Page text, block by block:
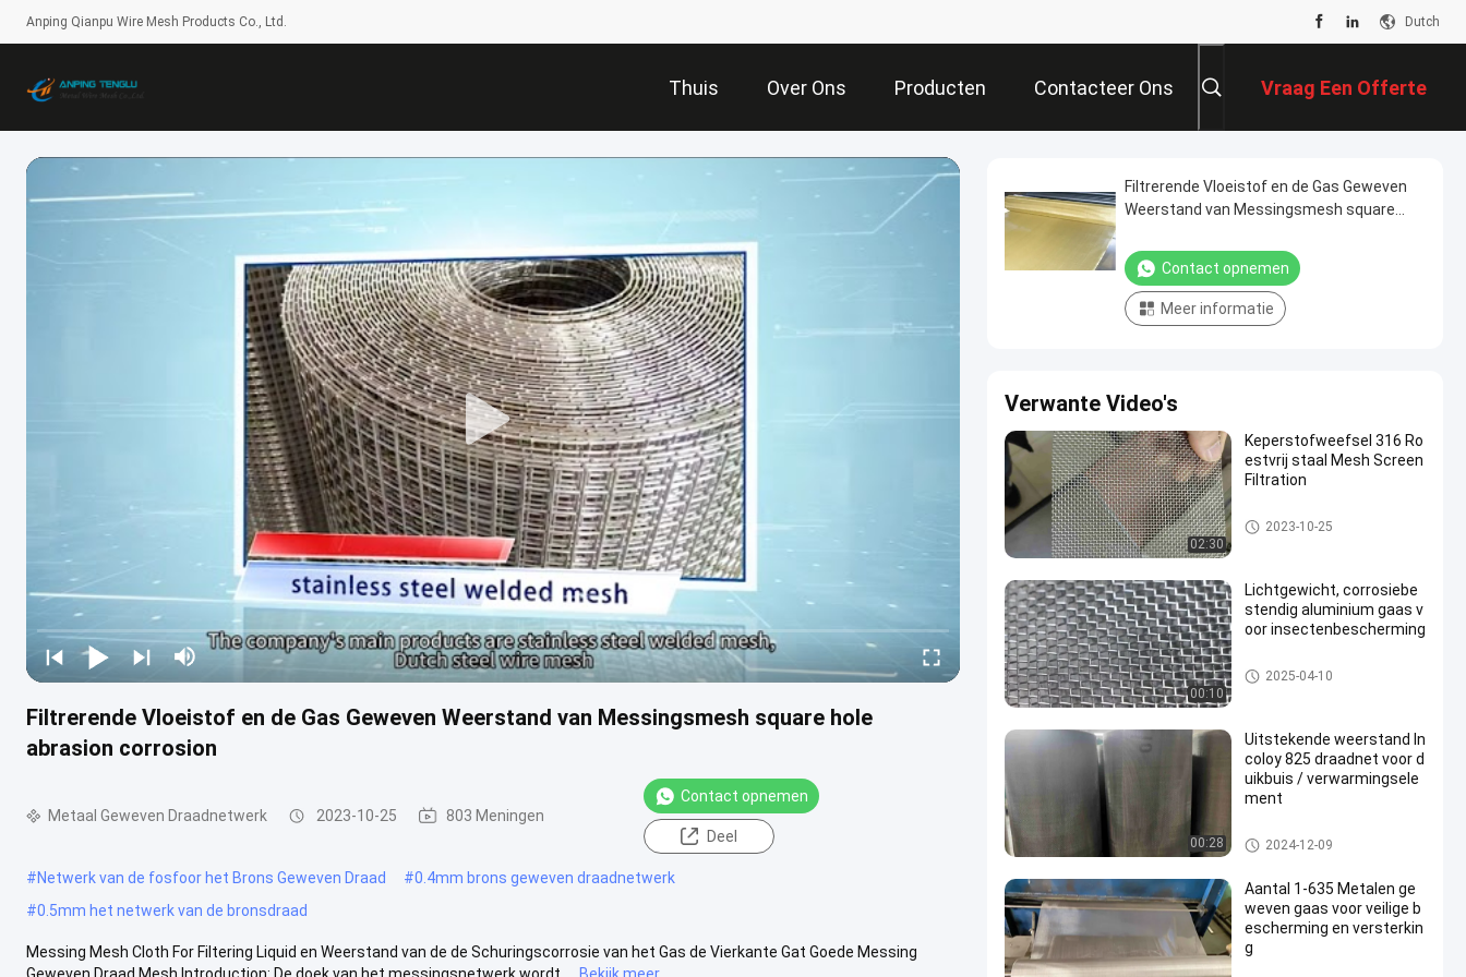
Anping Qianpu Wire Mesh Products Co., Ltd. Dutch
Thuis Over Ons Producten Contacteer Ons Vraag Een Offerte
Filtrerende Vloeistof en de Gas Geweven Weerstand van Messingsmesh square hole
abrasion corrosion
Metaal Geweven Draadnetwerk 2023-10-25 803 Meningen
Contact opnemen
Deel
#Netwerk van de fosfoor het Brons Geweven Draad #0.4mm brons geweven draadnetwerk
#0.5mm het netwerk van de bronsdraad
Messing Mesh Cloth For Filtering Liquid en Weerstand van de de Schuringscorrosie van het Gas de Vierkante Gat Goede Messing
Geweven Draad Mesh Introduction: De doek van het messingsnetwerk wordt ...
Bekijk meer
Filtrerende Vloeistof en de Gas Geweven
Weerstand van Messingsmesh square
Contact opnemen
Meer informatie
Verwante Video's
02:30
Keperstofweefsel 316 Ro
estvrij staal Mesh Screen
Filtration
ss geweven draadnetwerk
2023-10-25
00:10
Lichtgewicht, corrosiebe
stendig aluminium gaas v
oor insectenbescherming
Metaal Geweven Draadnetwerk
2025-04-10
00:28
Uitstekende weerstand In
coloy 825 draadnet voor d
uikbuis / verwarmingsele
ment
Metaal Geweven Draadnetwerk
2024-12-09
Aantal 1-635 Metalen ge
weven gaas voor veilige b
escherming en versterkin
g